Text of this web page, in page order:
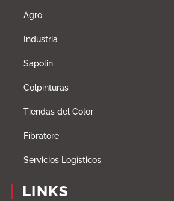
Agro
Industria
Sapolin
Colpinturas
Tiendas del Color
Fibratore
Servicios Logísticos
LINKS